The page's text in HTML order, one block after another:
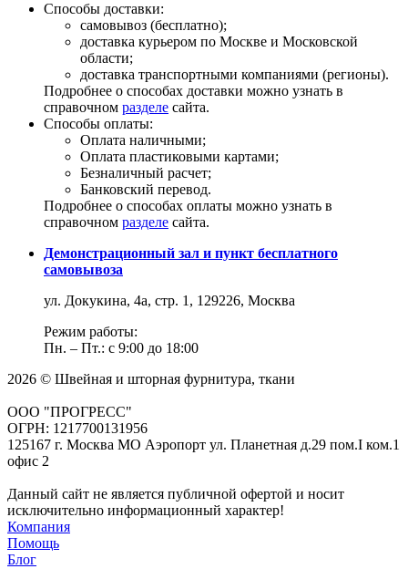
Способы доставки:
самовывоз (бесплатно);
доставка курьером по Москве и Московской
области;
доставка транспортными компаниями (регионы).
Подробнее о способах доставки можно узнать в
справочном разделе сайта.
Способы оплаты:
Оплата наличными;
Оплата пластиковыми картами;
Безналичный расчет;
Банковский перевод.
Подробнее о способах оплаты можно узнать в
справочном разделе сайта.
Демонстрационный зал и пункт бесплатного
самовывоза
ул. Докукина, 4а, стр. 1, 129226, Москва
Режим работы:
Пн. – Пт.: с 9:00 до 18:00
2026 © Швейная и шторная фурнитура, ткани
ООО "ПРОГРЕСС"
ОГРН: 1217700131956
125167 г. Москва МО Аэропорт ул. Планетная д.29 пом.I ком.1
офис 2
Данный сайт не является публичной офертой и носит
исключительно информационный характер!
Компания
Помощь
Блог